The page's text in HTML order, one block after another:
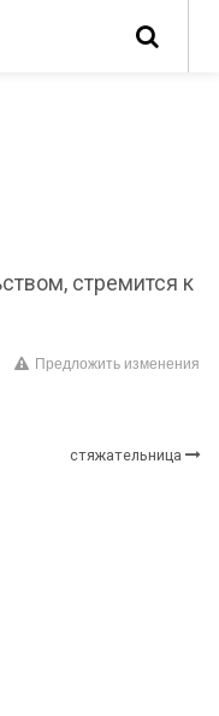
стремится к
Предложить изменения
стяжательница